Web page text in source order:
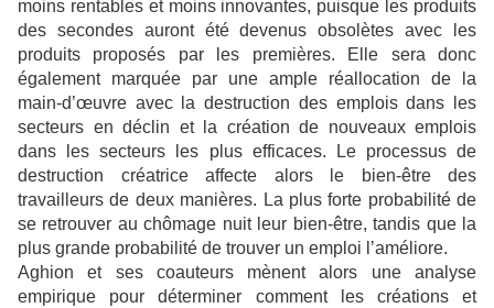
moins rentables et moins innovantes, puisque les produits
des secondes auront été devenus obsolètes avec les
produits proposés par les premières. Elle sera donc
également marquée par une ample réallocation de la
main-d’œuvre avec la destruction des emplois dans les
secteurs en déclin et la création de nouveaux emplois
dans les secteurs les plus efficaces. Le processus de
destruction créatrice affecte alors le bien-être des
travailleurs de deux manières. La plus forte probabilité de
se retrouver au chômage nuit leur bien-être, tandis que la
plus grande probabilité de trouver un emploi l’améliore.
Aghion et ses coauteurs mènent alors une analyse
empirique pour déterminer comment les créations et